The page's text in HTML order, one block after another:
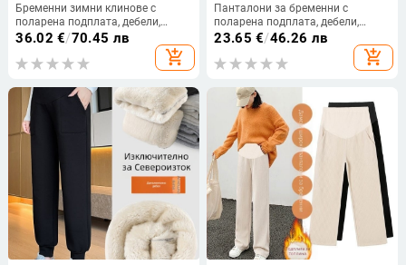
Бременни зимни клинове с
поларена подплата, дебели,
висока талия с връзка, памук-
дължина 3/4
36.02 €/70.45 лв
add_shopping_cart
Панталони за бременни с
поларена подплата, дебели,
висока талия, свободна кройка,
23.65 €/46.26 лв
add_shopping_cart